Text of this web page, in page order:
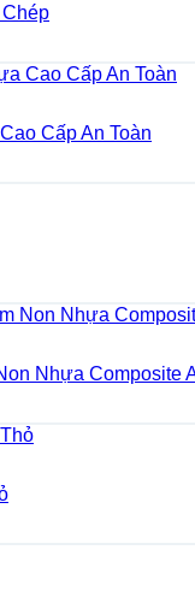
Cấp An Toàn
Nhựa Composite